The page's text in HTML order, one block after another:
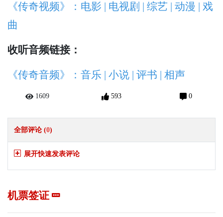
《传奇视频》：电影 | 电视剧 | 综艺 | 动漫 | 戏
曲
收听音频链接：
《传奇音频》：音乐 | 小说 | 评书 | 相声
1609 593 0
全部评论 (0)
展开快速发表评论
机票签证